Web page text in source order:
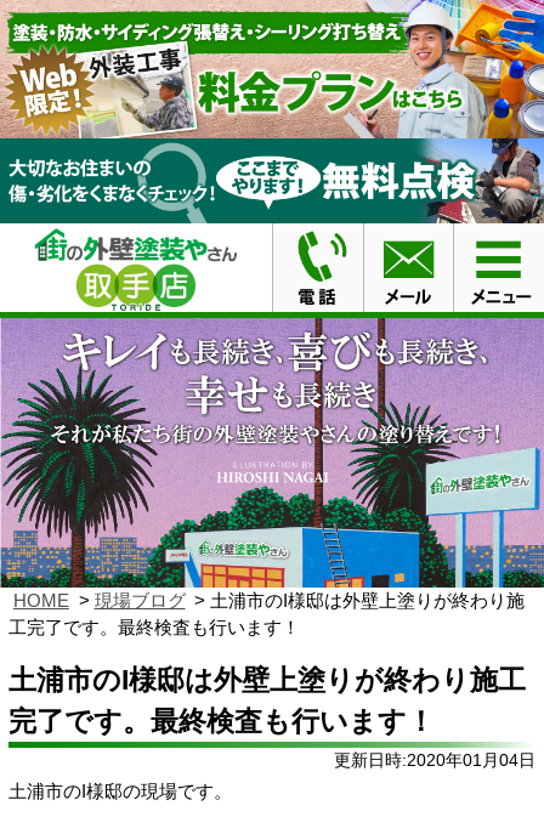
HOME 現場ブログ
土浦市のI様邸は外壁上塗りが終わり施
工完了です。最終検査も行います！
土浦市のI様邸は外壁上塗りが終わり施工
完了です。最終検査も行います！
更新日時:2020年01月04日
土浦市のI様邸の現場です。